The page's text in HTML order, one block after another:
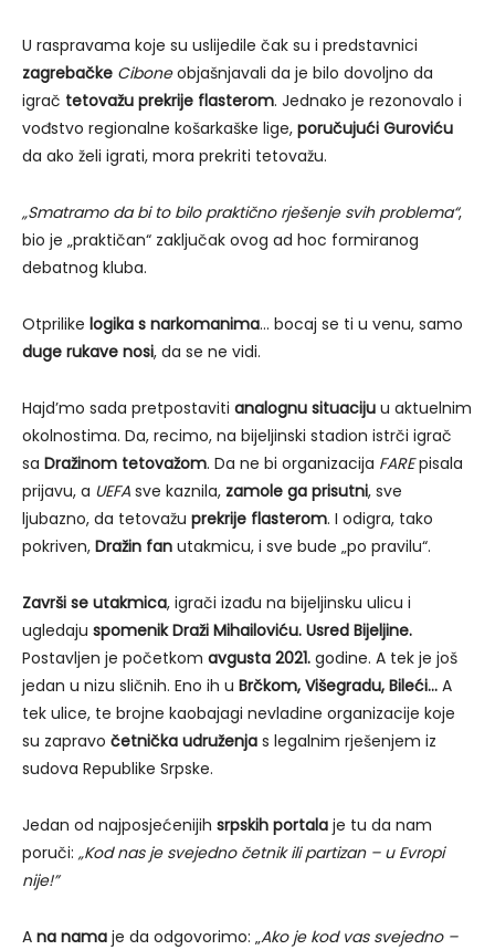
U raspravama koje su uslijedile čak su i predstavnici
zagrebačke Ciboneobjašnjavali da je bilo dovoljno da
igrač tetovažu prekrije flasterom. Jednako je rezonovalo i
vođstvo regionalne košarkaške lige, poručujući Guroviću
da ako želi igrati, mora prekriti tetovažu.
„Smatramo da bi to bilo praktično rješenje svih problema“,
bio je „praktičan“ zaključak ovog ad hoc formiranog
debatnog kluba.
Otprilike logika s narkomanima… bocaj se ti u venu, samo
duge rukave nosi, da se ne vidi.
Hajd’mo sada pretpostaviti analognu situaciju u aktuelnim
okolnostima. Da, recimo, na bijeljinski stadion istrči igrač
sa Dražinom tetovažom. Da ne bi organizacija FAREpisala
prijavu, a UEFA sve kaznila, zamole ga prisutni, sve
ljubazno, da tetovažu prekrije flasterom. I odigra, tako
pokriven, Dražin fan utakmicu, i sve bude „po pravilu“.
Završi se utakmica, igrači izađu na bijeljinsku ulicu i
ugledaju spomenik Draži Mihailoviću. Usred Bijeljine.
Postavljen je početkom avgusta 2021. godine. A tek je još
jedan u nizu sličnih. Eno ih u Brčkom, Višegradu, Bileći… A
tek ulice, te brojne kaobajagi nevladine organizacije koje
su zapravo četnička udruženja s legalnim rješenjem iz
sudova Republike Srpske.
Jedan od najposjećenijih srpskih portala je tu da nam
poruči: „Kod nas je svejedno četnik ili partizan – u Evropi
nije!”
A na nama je da odgovorimo: „Ako je kod vas svejedno –